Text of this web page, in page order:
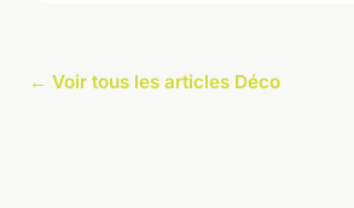
← Voir tous les articles Déco